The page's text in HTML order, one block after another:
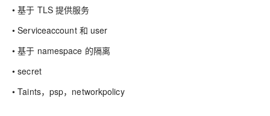
• 基于 TLS 提供服务
• Serviceaccount 和 user
• 基于 namespace 的隔离
• secret
• Taints，psp，networkpolicy